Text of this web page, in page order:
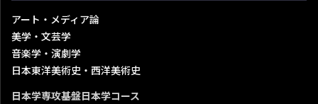
アート・メディア論
美学・文芸学
音楽学・演劇学
日本東洋美術史・西洋美術史
日本学専攻基盤日本学コース